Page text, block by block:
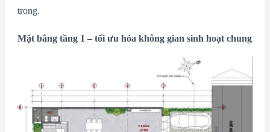
trong.
Mặt bằng tầng 1 – tối ưu hóa không gian sinh hoạt chung